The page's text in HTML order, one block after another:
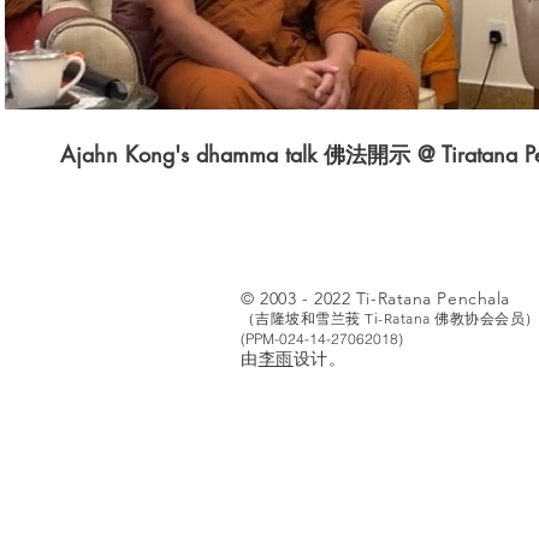
Ajahn Kong's dhamma talk 佛法開示 @ Tiratana
© 2003 - 2022 Ti-Ratana Penchala
（吉隆坡和雪兰莪 Ti-Ratana 佛教协会会员）
(PPM-024-14-27062018)
由李雨设计。